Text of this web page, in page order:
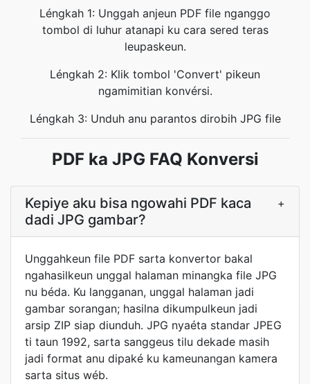
Léngkah 1: Unggah anjeun PDF file nganggo
tombol di luhur atanapi ku cara sered teras
leupaskeun.
Léngkah 2: Klik tombol 'Convert' pikeun
ngamimitian konvérsi.
Léngkah 3: Unduh anu parantos dirobih JPG file
PDF ka JPG FAQ Konversi
Kepiye aku bisa ngowahi PDF kaca
dadi JPG gambar?
+
Unggahkeun file PDF sarta konvertor bakal
ngahasilkeun unggal halaman minangka file JPG
nu béda. Ku langganan, unggal halaman jadi
gambar sorangan; hasilna dikumpulkeun jadi
arsip ZIP siap diunduh. JPG nyaéta standar JPEG
ti taun 1992, sarta sanggeus tilu dekade masih
jadi format anu dipaké ku kameunangan kamera
sarta situs wéb.